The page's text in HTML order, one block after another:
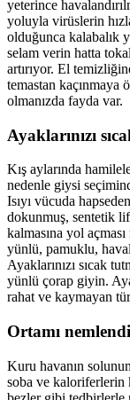
yeterince
yoluyla virüslerin
olduğunca kalabalık
selam verin hatta
artırıyor. El
temastan kaçınmaya
olmanızda fayda var.
Ayaklarınızı
Kış aylarında
nedenle giysi
Isıyı vücuda
dokunmuş, sentetik
kalmasına yol
yünlü, pamuklu,
Ayaklarınızı sıcak
yünlü çorap giyin.
rahat ve kaymayan
Ortamı
Kuru havanın
soba ve kaloriferlerin